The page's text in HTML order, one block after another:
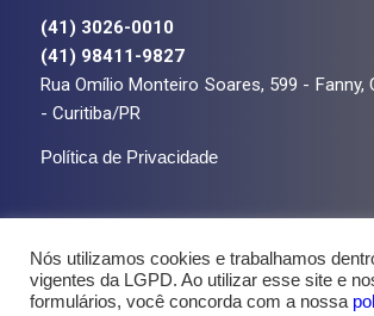
(41) 3026-0010
(41) 98411-9827
Rua Omílio Monteiro Soares, 599 - Fanny,
- Curitiba/PR
Política de Privacidade
Nós utilizamos cookies e trabalhamos
vigentes da LGPD. Ao utilizar esse site e
formulários, você concorda com a nossa